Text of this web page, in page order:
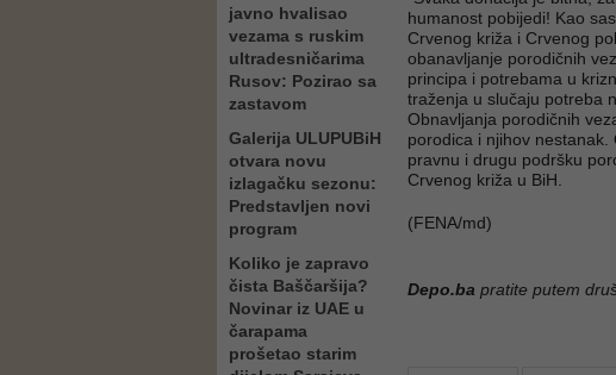
javno hvalisao
vezama s ruskim
ultradesničarima
Rusov: Pozirao sa
zastavom
Galerija ULUPUBiH
otvara novu
izlagačku sezonu:
Predstavljen novi
program
Koliko je zapravo
čista Baščaršija?
Novinar iz UAE u
čarapama
prošetao starim
humanost pobijedi! Kao
Crvenog križa i Crvenog
obanavljanje porodičnih
principa i potrebama u
traženja u slučaju potreba
Obnavljanja porodičnih
porodica i njihov nestanak.
pravnu i drugu podršku
Crvenog križa u BiH.
(FENA/md)
Depo.ba pratite putem